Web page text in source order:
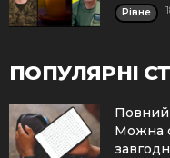
Рівне
ПОПУЛЯРНІ
Повний
Можна